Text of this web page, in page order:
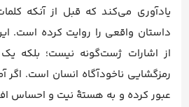
یادآوری می‌کند که قبل از آنکه
داستان واقعی را روایت کرده است.
از اشارات ژست‌گونه نیست؛ بلکه
رمزگشایی ناخودآگاه انسان است. اگر
عبور کرده و به هستهٔ نیت و احساس